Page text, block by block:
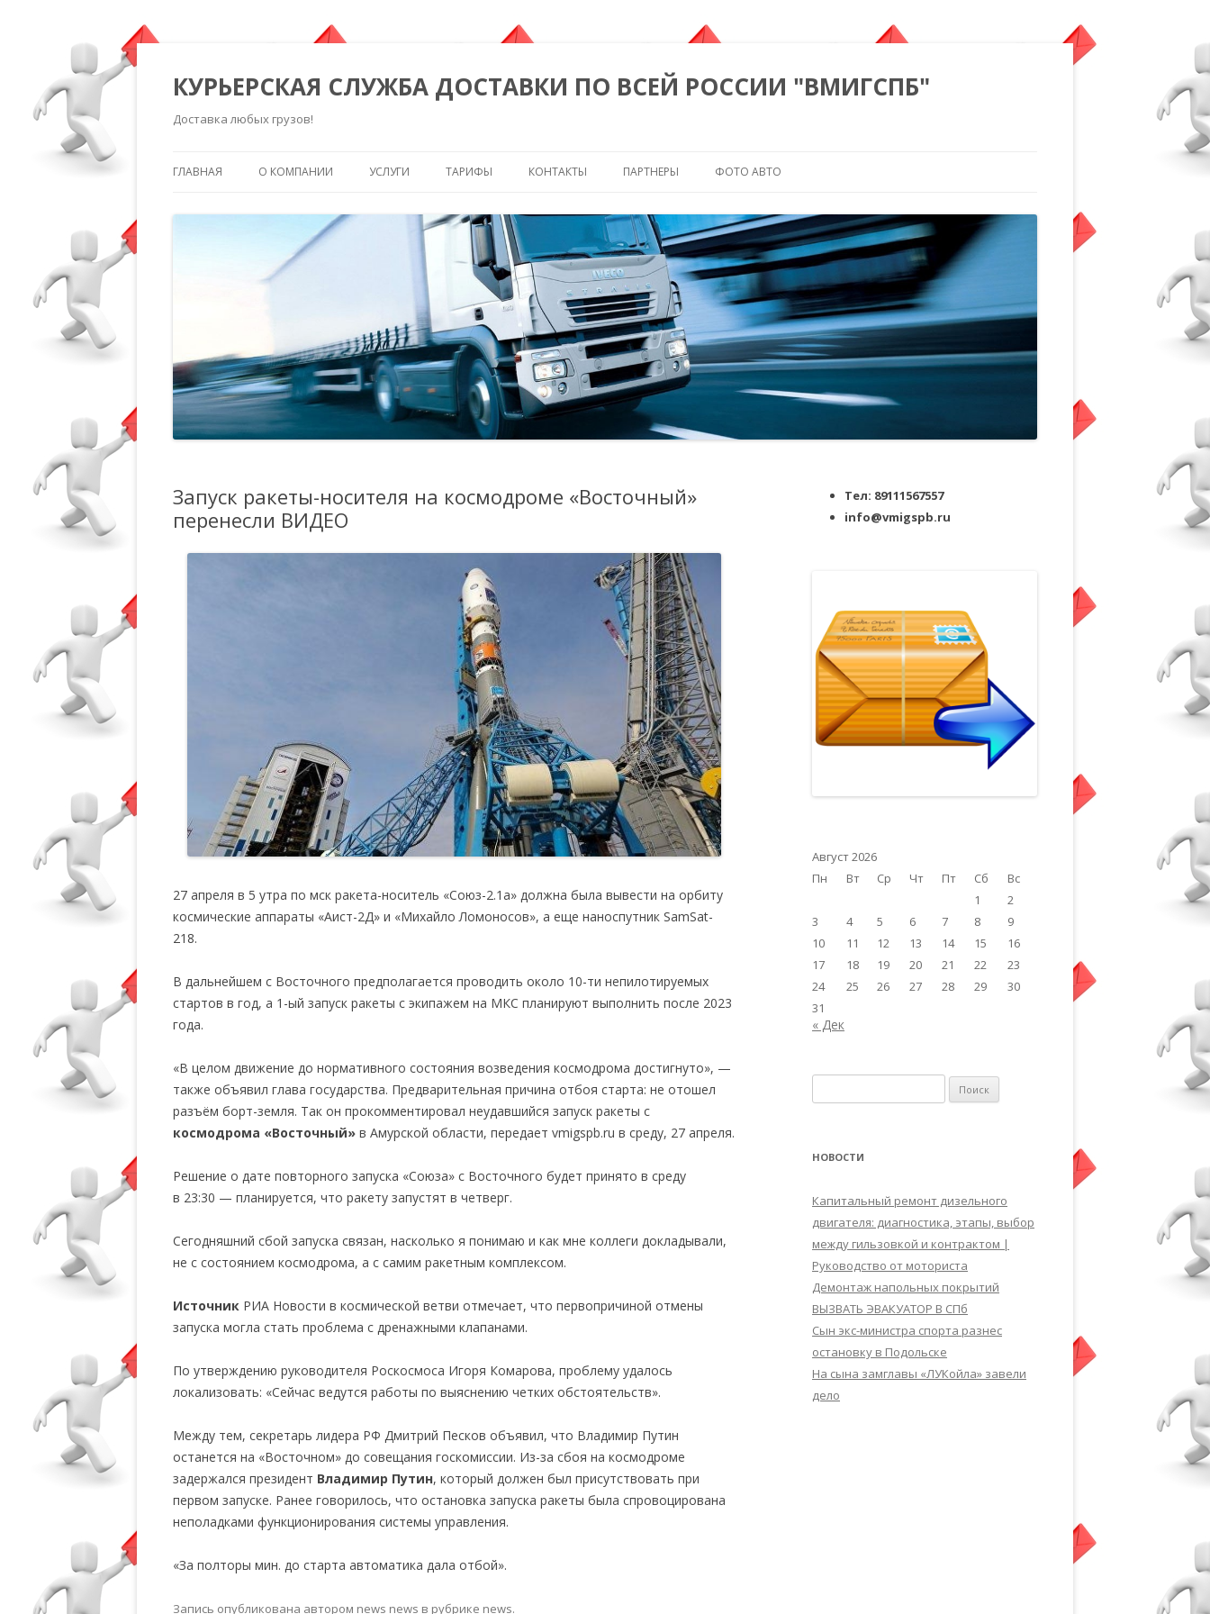
КУРЬЕРСКАЯ СЛУЖБА ДОСТАВКИ ПО ВСЕЙ РОССИИ "ВМИГСПБ"
Доставка любых грузов!
ГЛАВНАЯ О КОМПАНИИ УСЛУГИ ТАРИФЫ КОНТАКТЫ ПАРТНЕРЫ ФОТО АВТО
Запуск ракеты-носителя на космодроме «Восточный»
перенесли ВИДЕО
27 апреля в 5 утра по мск ракета-носитель «Союз-2.1а» должна была вывести на орбиту
космические аппараты «Аист-2Д» и «Михайло Ломоносов», а еще наноспутник SamSat-
218.
В дальнейшем с Восточного предполагается проводить около 10-ти непилотируемых
стартов в год, а 1-ый запуск ракеты с экипажем на МКС планируют выполнить после 2023
года.
«В целом движение до нормативного состояния возведения космодрома достигнуто», —
также объявил глава государства. Предварительная причина отбоя старта: не отошел
разъём борт-земля. Так он прокомментировал неудавшийся запуск ракеты с
космодрома «Восточный» в Амурской области, передает vmigspb.ru в среду, 27 апреля.
Решение о дате повторного запуска «Союза» с Восточного будет принято в среду
в 23:30 — планируется, что ракету запустят в четверг.
Сегодняшний сбой запуска связан, насколько я понимаю и как мне коллеги докладывали,
не с состоянием космодрома, а с самим ракетным комплексом.
Источник РИА Новости в космической ветви отмечает, что первопричиной отмены
запуска могла стать проблема с дренажными клапанами.
По утверждению руководителя Роскосмоса Игоря Комарова, проблему удалось
локализовать: «Сейчас ведутся работы по выяснению четких обстоятельств».
Между тем, секретарь лидера РФ Дмитрий Песков объявил, что Владимир Путин
останется на «Восточном» до совещания госкомиссии. Из-за сбоя на космодроме
задержался президент Владимир Путин, который должен был присутствовать при
первом запуске. Ранее говорилось, что остановка запуска ракеты была спровоцирована
неполадками функционирования системы управления.
«За полторы мин. до старта автоматика дала отбой».
Запись опубликована автором news news в рубрике news.
Тел: 89111567557
info@vmigspb.ru
Август 2026
Пн
Вт Ср Чт Пт Сб
Вс
1
2
3
4 5 6 7 8
9
10
11 12 13 14 15
16
17
18 19 20 21 22
23
24
25 26 27 28 29
30
31
« Дек
НОВОСТИ
Капитальный ремонт дизельного
двигателя: диагностика, этапы, выбор
между гильзовкой и контрактом |
Руководство от моториста
Демонтаж напольных покрытий
ВЫЗВАТЬ ЭВАКУАТОР В СПб
Сын экс-министра спорта разнес
остановку в Подольске
На сына замглавы «ЛУКойла» завели
дело